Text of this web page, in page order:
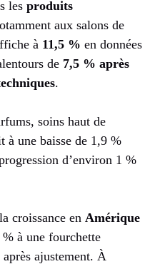
les produits
aux salons de
à 11,5 % en données
de 7,5 % après
.
soins haut de
à une baisse de 1,9 %
d’environ 1 %
croissance en Amérique
à une fourchette
ajustement. À